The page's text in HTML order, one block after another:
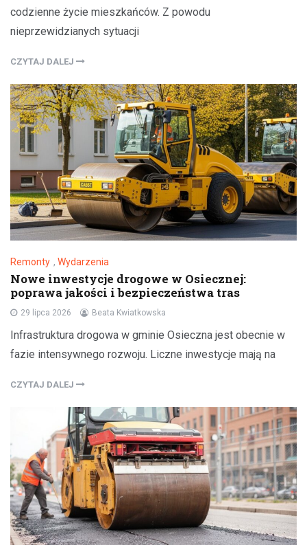
codzienne życie mieszkańców. Z powodu
nieprzewidzianych sytuacji
CZYTAJ DALEJ
Remonty , Wydarzenia
Nowe inwestycje drogowe w Osiecznej:
poprawa jakości i bezpieczeństwa tras
29 lipca 2026 Beata Kwiatkowska
Infrastruktura drogowa w gminie Osieczna jest obecnie w
fazie intensywnego rozwoju. Liczne inwestycje mają na
CZYTAJ DALEJ